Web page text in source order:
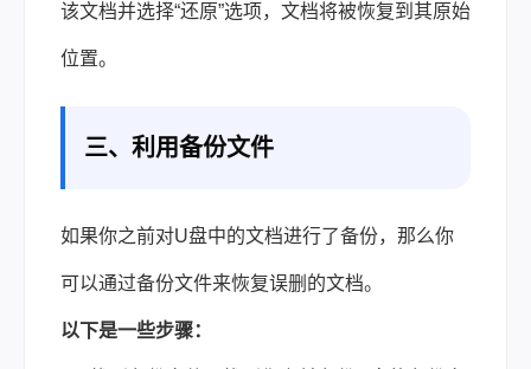
该文档并选择“还原”选项，文档将被恢复到其原始
位置。
三、利用备份文件
如果你之前对U盘中的文档进行了备份，那么你
可以通过备份文件来恢复误删的文档。
以下是一些步骤：